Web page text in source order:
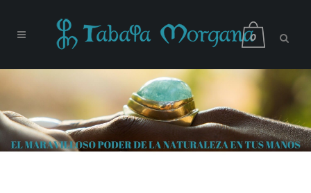
0